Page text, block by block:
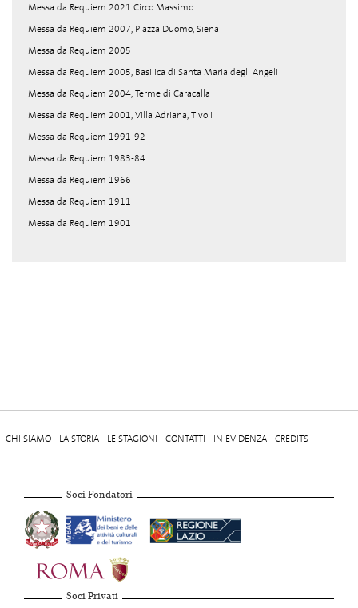
Messa da Requiem 2021 Circo Massimo
Messa da Requiem 2007, Piazza Duomo, Siena
Messa da Requiem 2005
Messa da Requiem 2005, Basilica di Santa Maria degli Angeli
Messa da Requiem 2004, Terme di Caracalla
Messa da Requiem 2001, Villa Adriana, Tivoli
Messa da Requiem 1991-92
Messa da Requiem 1983-84
Messa da Requiem 1966
Messa da Requiem 1911
Messa da Requiem 1901
CHI SIAMO LA STORIA LE STAGIONI CONTATTI IN EVIDENZA CREDITS
Soci Fondatori
Soci Privati